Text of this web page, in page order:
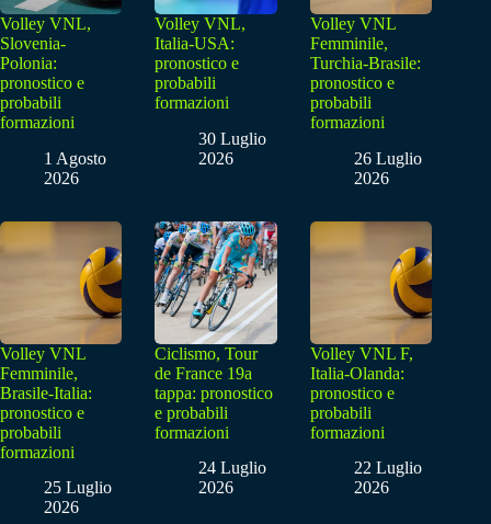
Volley VNL,
Slovenia-
Polonia:
pronostico e
probabili
formazioni
1 Agosto
2026
Volley VNL,
Italia-USA:
pronostico e
probabili
formazioni
30 Luglio
2026
Volley VNL
Femminile,
Turchia-Brasile:
pronostico e
probabili
formazioni
26 Luglio
2026
Volley VNL
Femminile,
Brasile-Italia:
pronostico e
probabili
formazioni
25 Luglio
2026
Ciclismo, Tour
de France 19a
tappa: pronostico
e probabili
formazioni
24 Luglio
2026
Volley VNL F,
Italia-Olanda:
pronostico e
probabili
formazioni
22 Luglio
2026